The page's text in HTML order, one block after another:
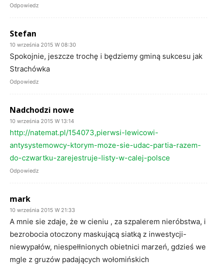
Odpowiedz
Stefan
10 września 2015 W 08:30
Spokojnie, jeszcze trochę i będziemy gminą sukcesu jak
Strachówka
Odpowiedz
Nadchodzi nowe
10 września 2015 W 13:14
http://natemat.pl/154073,pierwsi-lewicowi-
antysystemowcy-ktorym-moze-sie-udac-partia-razem-
do-czwartku-zarejestruje-listy-w-calej-polsce
Odpowiedz
mark
10 września 2015 W 21:33
A mnie sie zdaje, że w cieniu , za szpalerem nieróbstwa, i
bezrobocia otoczony maskującą siatką z inwestycji-
niewypałów, niespełłnionych obietnici marzeń, gdzieś we
mgle z gruzów padających wołomińskich